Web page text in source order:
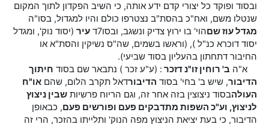
ובסוד ופוקד כל יצורי קדם ידע אותה, כי השיב הפקדון לתוך המקום
שנטלו משם, ואח"כ בהסת"ב נצטרפו כולם והיו למגדול, בסו"ה
מגדל עוז שםהוי' בו ירוץ צדיק ונשגב, ובסו7ד עיר (יסוד נוק', ומגדל
יסוד דוכרא כנ"ל ), (וראשו בשמים, שה"ס נשיקין והסת"א או
החיבור דתחתון בהעליון בסוד שביעי).
א"ה ב' רוחין זו"נ דזכר : (ע"ע זכר ) נתבאר שם בסוד חיתוך
הדיבור, שיש ב' בחי' בסוד הדיבורדאל תקרב הלום, שהם או"ח
העולהבסוד ניצוצין בזה אחר זה, וגם הריוח פרשיות שבין ניצוץ
לניצוץ, וע"כ השפות מתדבקים פעם ופורשים פעם, כבאופן
הדיבור, כי בעת יציאת הניצוץ מפה הנוק' ותלייתו בהזכר, הרי זה